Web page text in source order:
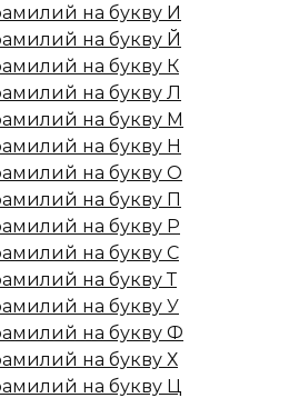
на букву И
на букву Й
на букву К
на букву Л
на букву М
на букву Н
на букву О
на букву П
на букву Р
на букву С
на букву Т
на букву У
на букву Ф
на букву Х
на букву Ц